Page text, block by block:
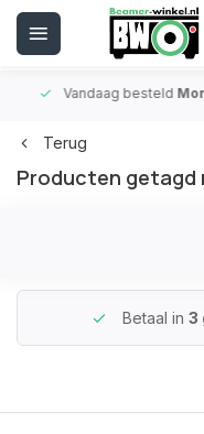
Vandaag besteld
Terug
Producten getagd
Betaal in 3